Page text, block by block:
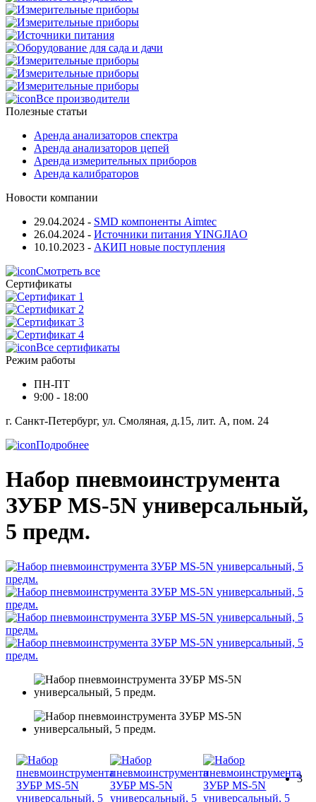
Все производители
Полезные статьи
Аренда анализаторов спектра
Аренда анализаторов цепей
Аренда измерительных приборов
Аренда калибраторов
Новости компании
29.04.2024 - SMD компоненты Aimtec
26.04.2024 - Источники питания YINGJIAO
10.10.2023 - АКИП новые поступления
Смотреть все
Сертификаты
Все сертификаты
Режим работы
ПН-ПТ
9:00 - 18:00
г. Санкт-Петербург, ул. Смоляная, д.15, лит. А, пом. 24
Подробнее
Набор пневмоинструмента
ЗУБР MS-5N универсальный,
5 предм.
3